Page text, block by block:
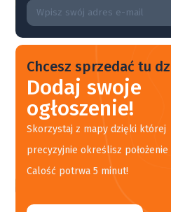
Chcesz sprzedać tu
Dodaj swoje
ogłoszenie!
Skorzystaj z mapy dzięki której
precyzyjnie określisz położenie
Calość potrwa 5 minut!